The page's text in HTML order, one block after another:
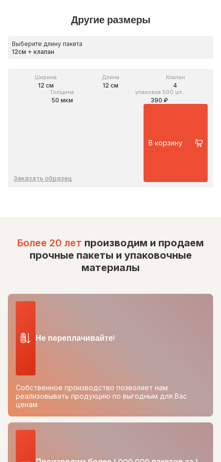
Другие размеры
Выберите длину пакета
Ширина
12 см
Длина
12 см
Клапан
4
Толщина
50 мкм
упаковка 500 шт.
390 ₽
Заказать образец
В корзину
Более 20 лет производим и продаем
прочные пакеты и упаковочные
материалы
Не переплачивайте!
Собственное производство позволяет нам
реализовывать продукцию по выгодным для Вас
ценам